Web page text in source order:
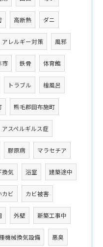
高断熱 ダニ
アレルギー対策 風邪
市 鉄骨 体育館
トラブル 檜風呂
熊毛郡田布施町
アスペルギルス症
膠原病 マラセチア
換気 浴室 建築途中
カビ カビ被害
外壁 新築工事中
機械換気設備 悪臭